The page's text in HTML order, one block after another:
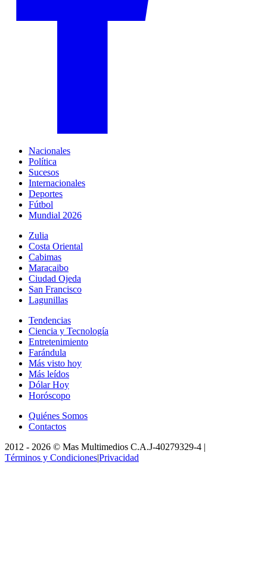
Nacionales
Política
Sucesos
Internacionales
Deportes
Fútbol
Mundial 2026
Zulia
Costa Oriental
Cabimas
Maracaibo
Ciudad Ojeda
San Francisco
Lagunillas
Tendencias
Ciencia y Tecnología
Entretenimiento
Farándula
Más visto hoy
Más leídos
Dólar Hoy
Horóscopo
Quiénes Somos
Contactos
2012 - 2026 © Mas Multimedios C.A.J-40279329-4 |
Términos y Condiciones|Privacidad